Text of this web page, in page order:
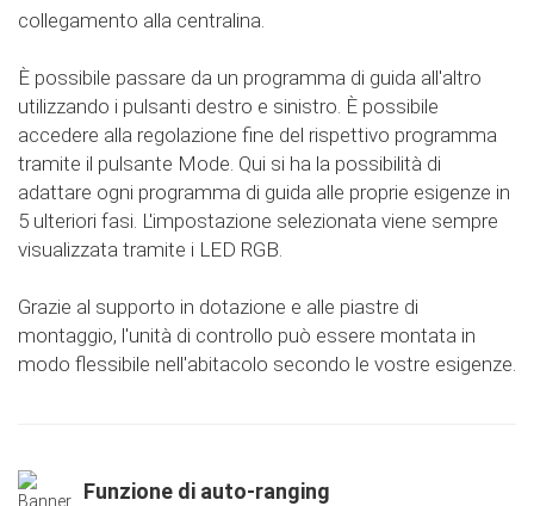
collegamento alla centralina.
È possibile passare da un programma di guida all'altro
utilizzando i pulsanti destro e sinistro. È possibile
accedere alla regolazione fine del rispettivo programma
tramite il pulsante Mode. Qui si ha la possibilità di
adattare ogni programma di guida alle proprie esigenze in
5 ulteriori fasi. L'impostazione selezionata viene sempre
visualizzata tramite i LED RGB.
Grazie al supporto in dotazione e alle piastre di
montaggio, l'unità di controllo può essere montata in
modo flessibile nell'abitacolo secondo le vostre esigenze.
Funzione di auto-ranging